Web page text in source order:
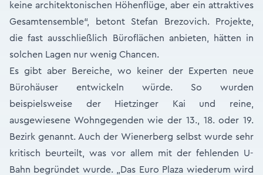
keine architektonischen Höhenflüge, aber ein attraktives
Gesamt­ensemble“, betont Stefan Brezovich. Projekte,
die fast ausschließlich Büroflächen anbieten, hätten in
solchen Lagen nur wenig Chancen.
Es gibt aber Bereiche, wo keiner der Experten neue
Bürohäuser entwickeln würde. So wurden
beispielsweise der Hietzinger Kai und reine,
ausgewiesene Wohngegenden wie der 13., 18. oder 19.
Bezirk genannt. Auch der Wienerberg selbst wurde sehr
kritisch beurteilt, was vor allem mit der fehlenden U-
Bahn begründet wurde. „Das Euro Plaza wiederum wird